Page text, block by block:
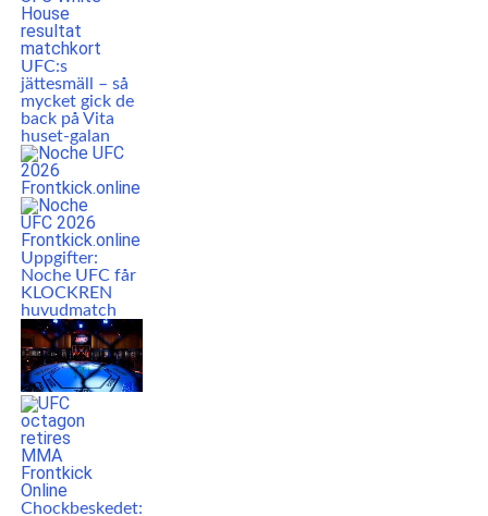
UFC:s
jättesmäll – så
mycket gick de
back på Vita
huset-galan
Uppgifter:
Noche UFC får
KLOCKREN
huvudmatch
Chockbeskedet: